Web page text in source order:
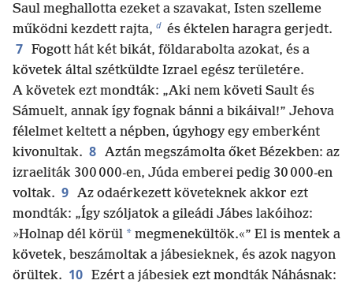
Saul meghallotta ezeket a szavakat, Isten szelleme
működni kezdett rajta, d és éktelen haragra gerjedt.
7 Fogott hát két bikát, földarabolta azokat, és a
követek által szétküldte Izrael egész területére.
A követek ezt mondták: „Aki nem követi Sault és
Sámuelt, annak így fognak bánni a bikáival!” Jehova
félelmet keltett a népben, úgyhogy egy emberként
kivonultak. 8 Aztán megszámolta őket Bézekben: az
izraeliták 300 000-en, Júda emberei pedig 30 000-en
voltak. 9 Az odaérkezett követeknek akkor ezt
mondták: „Így szóljatok a gileádi Jábes lakóihoz:
»Holnap dél körül * megmenekültök.«” El is mentek a
követek, beszámoltak a jábesieknek, és azok nagyon
örültek. 10 Ezért a jábesiek ezt mondták Náhásnak: